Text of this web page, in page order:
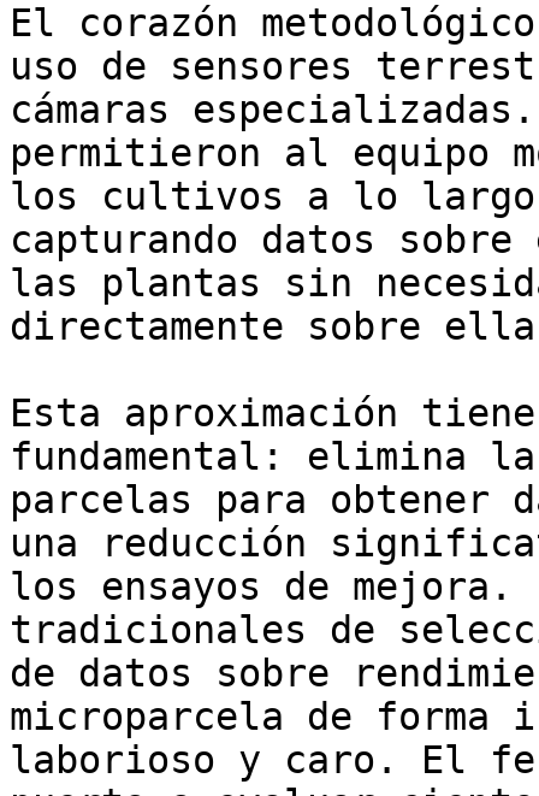
El corazón
uso de sensores
cámaras
permitieron al equipo
los cultivos a lo
capturando datos
las plantas sin
directamente sobre
Esta aproximación
fundamental: elimina
parcelas para obtener
una reducción
los ensayos de mejora.
tradicionales de
de datos sobre
microparcela de forma
laborioso y caro. El